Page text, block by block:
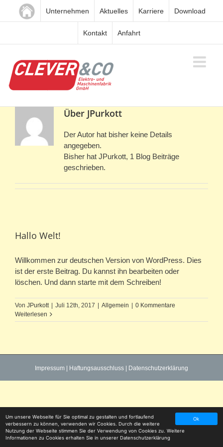
Unternehmen Aktuelles Karriere Download
Kontakt Anfahrt
Über JPurkott
Der Autor hat bisher keine Details
angegeben.
Bisher hat JPurkott, 1 Blog Beiträge
geschrieben.
Hallo Welt!
Willkommen zur deutschen Version von WordPress. Dies
ist der erste Beitrag. Du kannst ihn bearbeiten oder
löschen. Und dann starte mit dem Schreiben!
Von JPurkott Juli 12th, 2017 Allgemein
0 Kommentare
Weiterlesen
Impressum Haftungsausschluss Datenschutzerklärung
Ok
Um unsere Webseite für Sie optimal zu gestalten und fortlaufend
verbessern zu können, verwenden wir Cookies. Durch die weitere
Nutzung der Webseite stimmen Sie der Verwendung von Cookies zu. Weitere
Informationen zu Cookies erhalten Sie in unserer Datenschutzerklärung